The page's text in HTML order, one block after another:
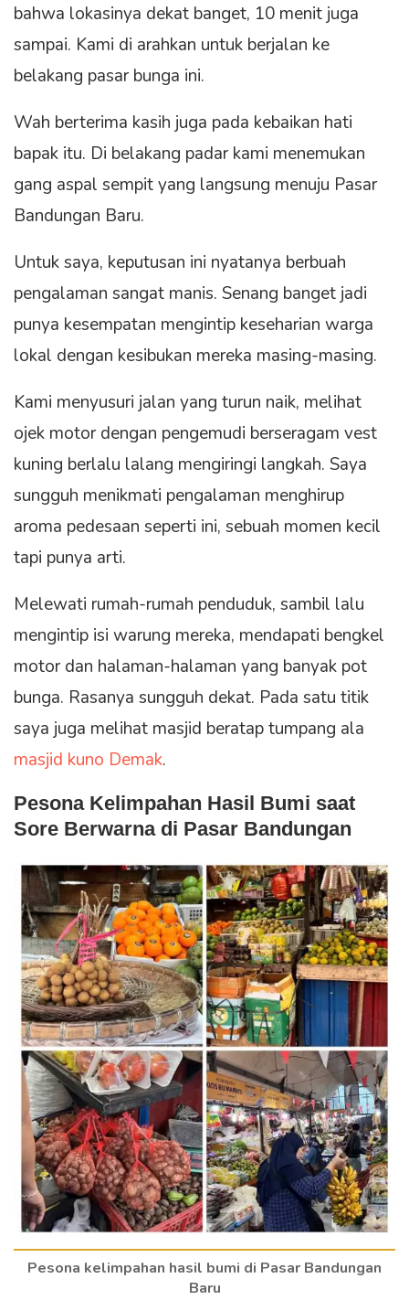
bahwa lokasinya dekat banget, 10 menit juga
sampai. Kami di arahkan untuk berjalan ke
belakang pasar bunga ini.
Wah berterima kasih juga pada kebaikan hati
bapak itu. Di belakang padar kami menemukan
gang aspal sempit yang langsung menuju Pasar
Bandungan Baru.
Untuk saya, keputusan ini nyatanya berbuah
pengalaman sangat manis. Senang banget jadi
punya kesempatan mengintip keseharian warga
lokal dengan kesibukan mereka masing-masing.
Kami menyusuri jalan yang turun naik, melihat
ojek motor dengan pengemudi berseragam vest
kuning berlalu lalang mengiringi langkah. Saya
sungguh menikmati pengalaman menghirup
aroma pedesaan seperti ini, sebuah momen kecil
tapi punya arti.
Melewati rumah-rumah penduduk, sambil lalu
mengintip isi warung mereka, mendapati bengkel
motor dan halaman-halaman yang banyak pot
bunga. Rasanya sungguh dekat. Pada satu titik
saya juga melihat masjid beratap tumpang ala
masjid kuno Demak.
Pesona Kelimpahan Hasil Bumi saat
Sore Berwarna di Pasar Bandungan
Pesona kelimpahan hasil bumi di Pasar Bandungan
Baru